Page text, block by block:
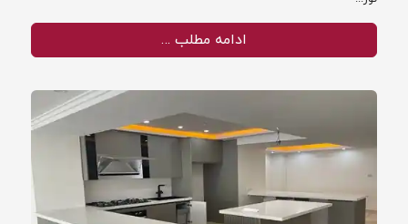
ادامه مطلب …